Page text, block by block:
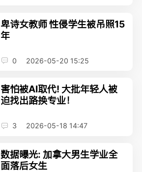
卑诗女教师 性侵学生被吊照15
年
0 2026-05-20 15:25
害怕被AI取代! 大批年轻人被
迫找出路换专业！
3 2026-05-18 14:47
数据曝光: 加拿大男生学业全
面落后女生